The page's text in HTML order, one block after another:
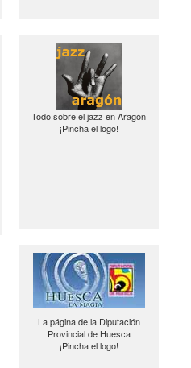
Todo sobre el jazz en Aragón
¡Pincha el logo!
La página de la Diputación
Provincial de Huesca
¡Pincha el logo!